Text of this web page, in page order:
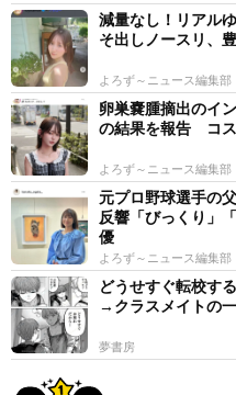
減量なし！リアル
そ出しノースリ、
よろず～ニュース編集部
卵巣嚢腫摘出のイ
の結果を報告 コス
よろず～ニュース編集部
元プロ野球選手の
反響「びっくり」
優
よろず～ニュース編集部
どうせすぐ転校す
→クラスメイトの
夢書房